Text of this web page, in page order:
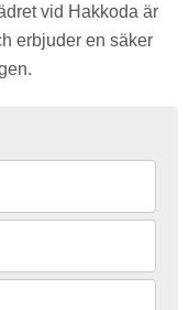
vid Hakkoda är
erbjuder en säker